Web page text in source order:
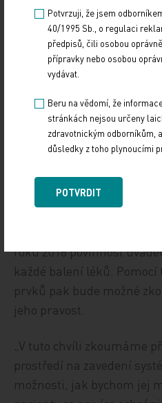
kteří takto uvažují, by si
„V České republice není
omezený preskripcí mimo
se objeví na internetu, je
lék, který se dostal
cestu,“ konstatuje Jakub
Pozitivní podle něj je, že
lékárny. V případě
na ně obrátily více než
Posílit ochranu pacientů
roku 2018 povinnost
každé balení léků.
prvků pak bude možné
jeho pravost.
„V tuto chvíli zkoumáme
prostředí na zavedení
možnosti, jak bychom jej
Potvrzuji, že jsem
40/1995 Sb., o regulaci
předpisů, čili osobou
přípravky nebo osobou
vydávat.
Beru na vědomí, že
stránkách nejsou určeny
zdravotnickým odborníkům,
důsledky z toho plynoucími
POTVRDIT